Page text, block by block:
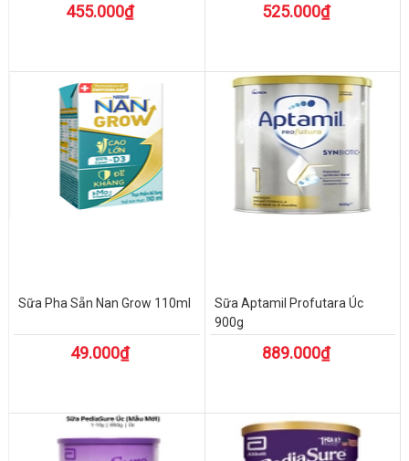
455.000₫ 525.000₫
Sữa Pha Sẵn Nan Grow 110ml
49.000₫
Sữa Aptamil Profutara Úc
900g
889.000₫